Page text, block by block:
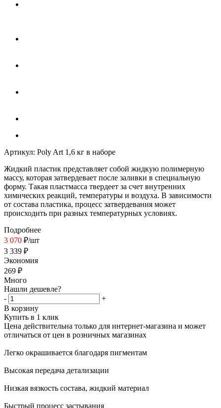
Артикул: Poly Art 1,6 кг в наборе
Жидкий пластик представляет собой жидкую полимерную
массу, которая затвердевает после заливки в специальную
форму. Такая пластмасса твердеет за счет внутренних
химических реакций, температуры и воздуха. В зависимости
от состава пластика, процесс затвердевания может
происходить при разных температурных условиях.
Подробнее
3 070 ₽/шт
3 339 ₽
Экономия
269 ₽
Много
Нашли дешевле?
-
+
В корзину
Купить в 1 клик
Цена действительна только для интернет-магазина и может
отличаться от цен в розничных магазинах
Легко окрашивается благодаря пигментам
Высокая передача детализации
Низкая вязкость состава, жидкий материал
Быстрый процесс застывания